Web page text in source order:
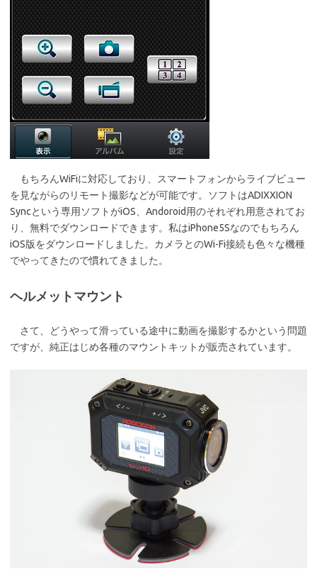
もちろんWiFiに対応しており、スマートフォンからライブビュー
を見ながらのリモート撮影などが可能です。ソフトはADIXXION
Syncという専用ソフトがiOS、Andoroid用のそれぞれ用意されてお
り、無料でダウンロードできます。私はiPhone5Sなのでもちろん
iOS版をダウンロードしました。カメラとのWi-Fi接続も色々な機種
でやってきたので慣れてきました。
ヘルメットマウント
さて、どうやって滑っている途中に動画を撮影するかという問題
ですが、純正はじめ各種のマウントキットが販売されています。